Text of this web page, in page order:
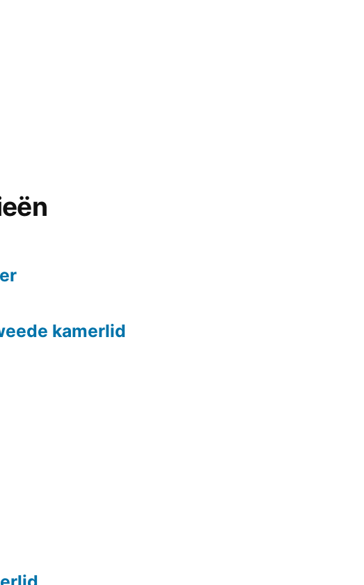
kamerlid